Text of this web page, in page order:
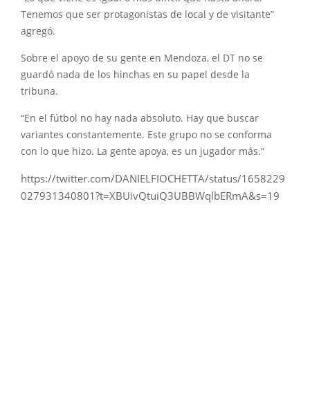
Tenemos que ser protagonistas de local y de visitante”
agregó.
Sobre el apoyo de su gente en Mendoza, el DT no se
guardó nada de los hinchas en su papel desde la
tribuna.
“En el fútbol no hay nada absoluto. Hay que buscar
variantes constantemente. Este grupo no se conforma
con lo que hizo. La gente apoya, es un jugador más.”
https://twitter.com/DANIELFIOCHETTA/status/1658229
027931340801?t=XBUivQtuiQ3UBBWqlbERmA&s=19